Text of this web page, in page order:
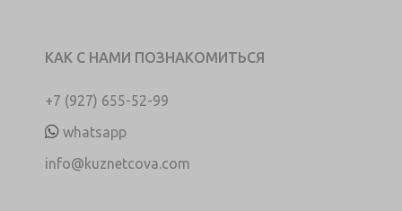
КАК С НАМИ ПОЗНАКОМИТЬСЯ
+7 (927) 655-52-99
whatsapp
info@kuznetcova.com